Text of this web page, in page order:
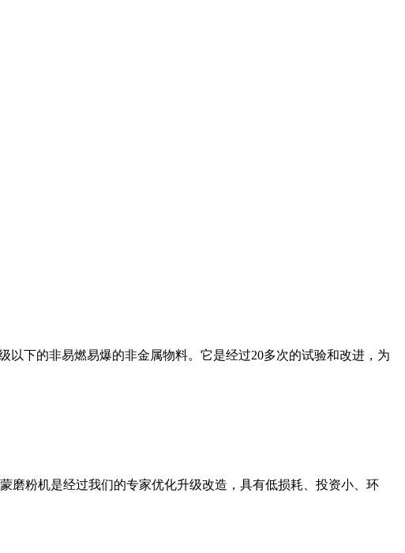
下的非易燃易爆的非金属物料。它是经过20多次的试验和改进，为
磨粉机是经过我们的专家优化升级改造，具有低损耗、投资小、环